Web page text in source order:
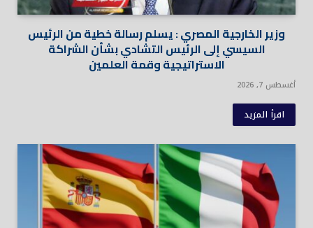
وزير الخارجية المصري : يسلم رسالة خطية من الرئيس
السيسي إلى الرئيس التشادي بشأن الشراكة
الاستراتيجية وقمة العلمين
أغسطس 7, 2026
اقرأ المزيد